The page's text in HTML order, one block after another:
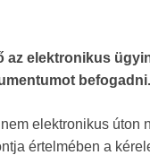
az elektronikus
befogadni.
elektronikus úton
értelmében a